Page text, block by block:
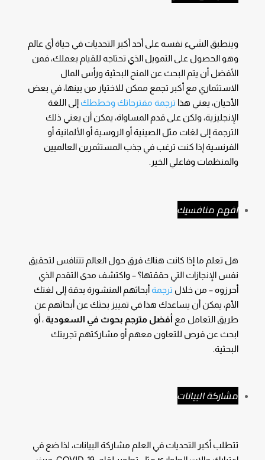
وينطبق الشيء نفسه على أحد أكبر التحديات في حياة أي عالم
وهو الحصول على التمويل الذي تحتاجه للقيام بعملك، فمن
الأفضل أن يتم البحث عن المنح البحثية ورأس المال
الاستثماري مع أكبر تجمع ممكن للاختيار من بينها، في بعض
الأحيان، يعني هذا ترجمة مقترحاتك وخططك إلى اللغة
الإنجليزية، ولكن على قدم المساواة، يمكن أن يعني ذلك
الترجمة إلى لغات مثل الصينية أو الروسية أو الألمانية أو
الفرنسية إذا كنت ترغب في جذب المستثمرين العالميين
والمنظمات وفاعلي الخير.
افهم منافسيك
هل تعلم ما إذا كانت هناك فرق حول العالم تتنافس لتحقيق
نفس الإنجازات التي حققتها؟ – واكتشف مدى التقدم الذي
أحرزوه – من خلال ترجمةأبحاثهم المنشورة بدقة إلى لغتك
الأم، يمكن أن يساعدك هذا في تمييز بحثك عن أبحاثهم عن
طريق التعامل مع أفضل مترجم بحوث في السعودية، أو
ابحث عن فرص للتعاون معهم أو مشاركتهم تجربتك
البحثية.
مشاركة البيانات
تتطلب أكبر التحديات في العلم مشاركة البيانات، لذا ضع في